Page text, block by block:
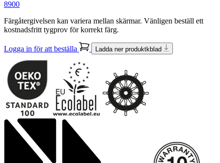
8900
Färgåtergivelsen kan variera mellan skärmar. Vänligen beställ ett
kostnadsfritt tygprov för korrekt färg.
Logga in för att beställa Ladda ner produktkblad